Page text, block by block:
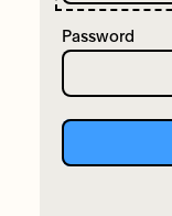
Password